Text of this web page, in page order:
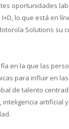
oportunidades
lo que está en
Solutions su
en la que las
para influir en
de talento
inteligencia